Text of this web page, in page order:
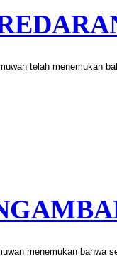
telah menemukan
menemukan bahwa